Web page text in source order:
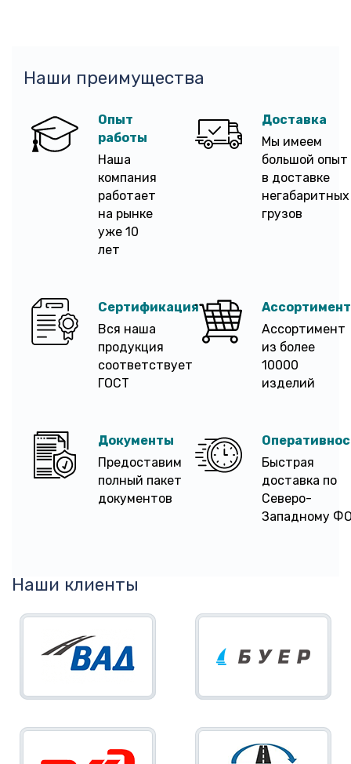
Наши преимущества
Опыт
работы
Наша
компания
работает
на рынке
уже 10
лет
Доставка
Мы имеем
большой опыт
в доставке
негабаритных
грузов
Сертификация
Вся наша
продукция
соответствует
ГОСТ
Ассортимент
Ассортимент
из более
10000
изделий
Документы
Предоставим
полный пакет
документов
Быстрая
доставка по
Северо-
Западному
Наши клиенты